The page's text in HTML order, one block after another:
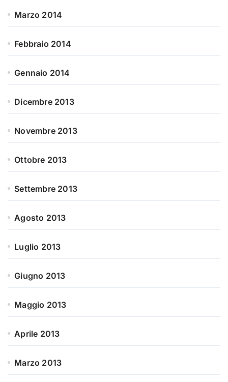
Marzo 2014
Febbraio 2014
Gennaio 2014
Dicembre 2013
Novembre 2013
Ottobre 2013
Settembre 2013
Agosto 2013
Luglio 2013
Giugno 2013
Maggio 2013
Aprile 2013
Marzo 2013